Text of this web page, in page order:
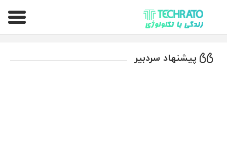
تکراتو – زندگی با تکنولوژی
پیشنهاد سردبیر